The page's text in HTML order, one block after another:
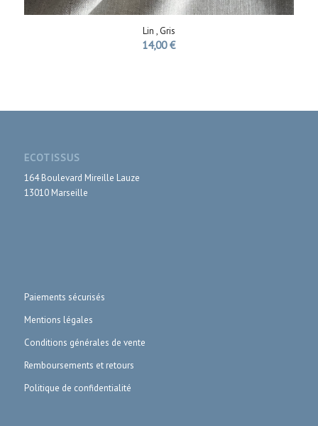
Lin , Gris
14,00€
ECOTISSUS
164 Boulevard Mireille Lauze
13010 Marseille
Paiements sécurisés
Mentions légales
Conditions générales de vente
Remboursements et retours
Politique de confidentialité